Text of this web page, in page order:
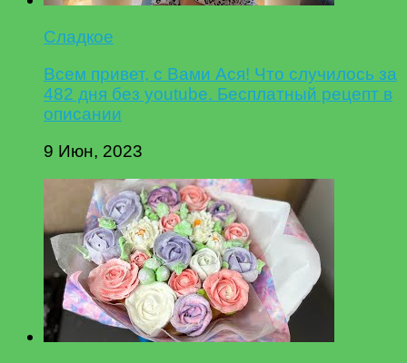
Сладкое
Всем привет, с Вами Ася! Что случилось за
482 дня без youtube. Бесплатный рецепт в
описании
9 Июн, 2023